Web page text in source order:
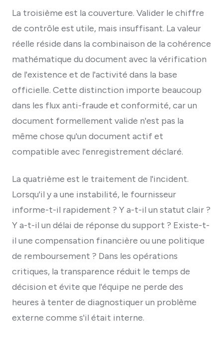
La troisième est la couverture. Valider le chiffre
de contrôle est utile, mais insuffisant. La valeur
réelle réside dans la combinaison de la cohérence
mathématique du document avec la vérification
de l'existence et de l'activité dans la base
officielle. Cette distinction importe beaucoup
dans les flux anti-fraude et conformité, car un
document formellement valide n'est pas la
même chose qu'un document actif et
compatible avec l'enregistrement déclaré.
La quatrième est le traitement de l'incident.
Lorsqu'il y a une instabilité, le fournisseur
informe-t-il rapidement ? Y a-t-il un statut clair ?
Y a-t-il un délai de réponse du support ? Existe-t-
il une compensation financière ou une politique
de remboursement ? Dans les opérations
critiques, la transparence réduit le temps de
décision et évite que l'équipe ne perde des
heures à tenter de diagnostiquer un problème
externe comme s'il était interne.